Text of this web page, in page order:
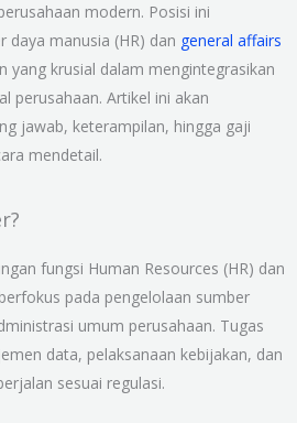
modern. Posisi ini
daya manusia (HR) dan general affairs
yang krusial dalam mengintegrasikan
perusahaan. Artikel ini akan
jawab, keterampilan, hingga gaji
mendetail.
fungsi Human Resources (HR) dan
pada pengelolaan sumber
umum perusahaan. Tugas
data, pelaksanaan kebijakan, dan
sesuai regulasi.